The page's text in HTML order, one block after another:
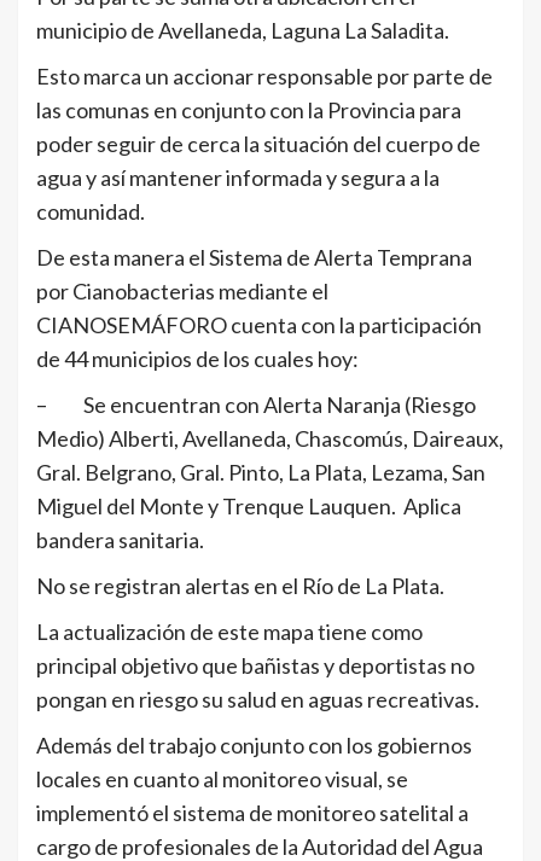
municipio de Avellaneda, Laguna La Saladita.
Esto marca un accionar responsable por parte de
las comunas en conjunto con la Provincia para
poder seguir de cerca la situación del cuerpo de
agua y así mantener informada y segura a la
comunidad.
De esta manera el Sistema de Alerta Temprana
por Cianobacterias mediante el
CIANOSEMÁFORO cuenta con la participación
de 44 municipios de los cuales hoy:
– Se encuentran con Alerta Naranja (Riesgo
Medio) Alberti, Avellaneda, Chascomús, Daireaux,
Gral. Belgrano, Gral. Pinto, La Plata, Lezama, San
Miguel del Monte y Trenque Lauquen. Aplica
bandera sanitaria.
No se registran alertas en el Río de La Plata.
La actualización de este mapa tiene como
principal objetivo que bañistas y deportistas no
pongan en riesgo su salud en aguas recreativas.
Además del trabajo conjunto con los gobiernos
locales en cuanto al monitoreo visual, se
implementó el sistema de monitoreo satelital a
cargo de profesionales de la Autoridad del Agua